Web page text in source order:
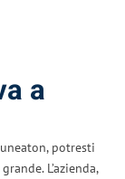
a
potresti
L’azienda,